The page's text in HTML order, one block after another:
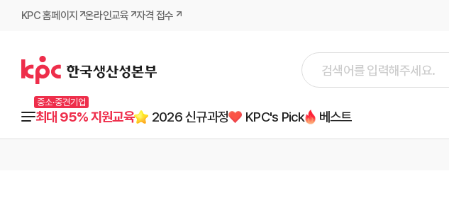
KPC 홈페이지 온라인교육 자격 접수
중소·중견기업
최대 95% 지원교육 2026 신규과정 KPC's Pick 베스트